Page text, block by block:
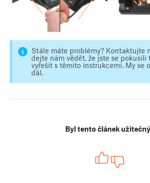
Stále máte problémy? Kontaktujte
dejte nám vědět, že jste se pokusili
vyřešit s těmito instrukcemi. My se
dál.
Byl tento článek